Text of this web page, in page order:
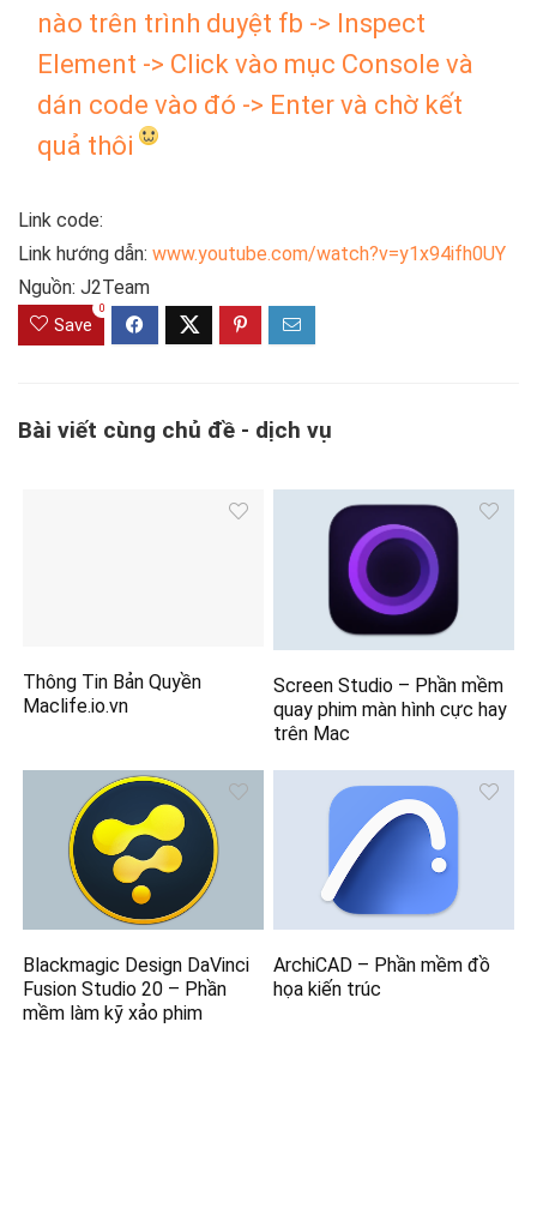
nào trên trình duyệt fb -> Inspect
Element -> Click vào mục Console và
dán code vào đó -> Enter và chờ kết
quả thôi
Link code:
Link hướng dẫn: www.youtube.com/watch?v=y1x94ifh0UY
Nguồn: J2Team
Save
0
Bài viết cùng chủ đề - dịch vụ
Thông Tin Bản Quyền
Maclife.io.vn
Screen Studio – Phần mềm
quay phim màn hình cực hay
trên Mac
Blackmagic Design DaVinci
Fusion Studio 20 – Phần
mềm làm kỹ xảo phim
ArchiCAD – Phần mềm đồ
họa kiến trúc